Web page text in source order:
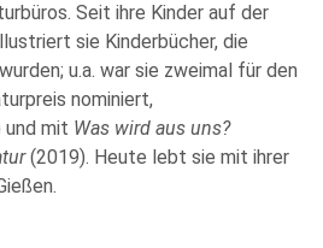
Seit ihre Kinder auf der
sie Kinderbücher, die
u.a. war sie zweimal für den
nominiert,
mit Was wird aus uns?
(2019). Heute lebt sie mit ihrer